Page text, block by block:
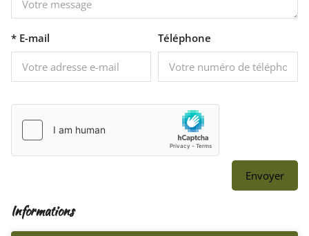
* E-mail Téléphone
Informations